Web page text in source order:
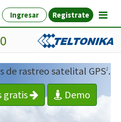
Ingresar Registrate
de rastreo satelital GPS1.
gratis
Demo